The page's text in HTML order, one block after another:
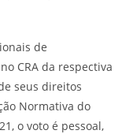
de
CRA da respectiva
seus direitos
Normativa do
o voto é pessoal,